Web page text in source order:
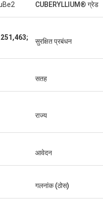
CUBERYLLIUM® ग्रेड
सुरक्षित प्रबंधन
सतह
राज्य
आवेदन
गलनांक (ठोस)